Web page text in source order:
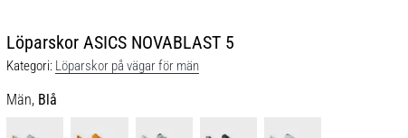
Löparskor ASICS NOVABLAST 5
Kategori: Löparskor på vägar för män
Män, Blå